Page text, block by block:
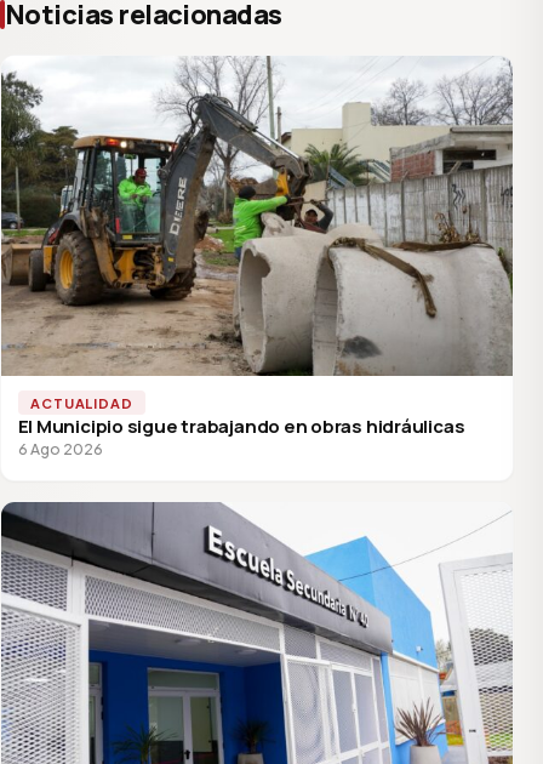
Noticias relacionadas
ACTUALIDAD
El Municipio sigue trabajando en obras hidráulicas
6 Ago 2026